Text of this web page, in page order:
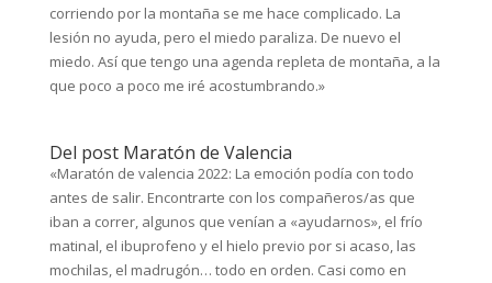
corriendo por la montaña se me hace complicado. La
lesión no ayuda, pero el miedo paraliza. De nuevo el
miedo. Así que tengo una agenda repleta de montaña, a la
que poco a poco me iré acostumbrando.»
Del post Maratón de Valencia
«Maratón de valencia 2022: La emoción podía con todo
antes de salir. Encontrarte con los compañeros/as que
iban a correr, algunos que venían a «ayudarnos», el frío
matinal, el ibuprofeno y el hielo previo por si acaso, las
mochilas, el madrugón… todo en orden. Casi como en